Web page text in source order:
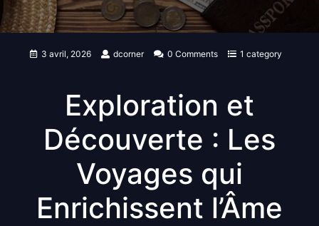
3 avril, 2026 dcorner 0 Comments 1 category
Exploration et
Découverte : Les
Voyages qui
Enrichissent l’Âme